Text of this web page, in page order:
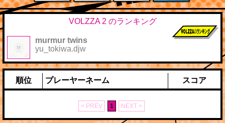
BASIC MEDIUM HARD SPECIAL
VOLZZA 2 のランキング
murmur twins
yu_tokiwa.djw
順位 プレーヤーネーム スコア
< PREV 1 NEXT >